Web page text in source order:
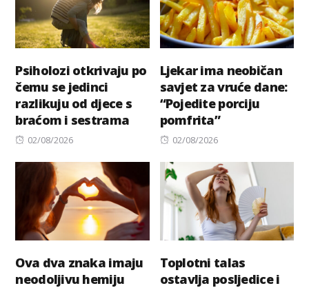
Psiholozi otkrivaju po
čemu se jedinci
razlikuju od djece s
braćom i sestrama
Posted
02/08/2026
Ljekar ima neobičan
savjet za vruće dane:
“Pojedite porciju
pomfrita”
Posted
02/08/2026
Ova dva znaka imaju
neodoljivu hemiju
Toplotni talas
ostavlja posljedice i